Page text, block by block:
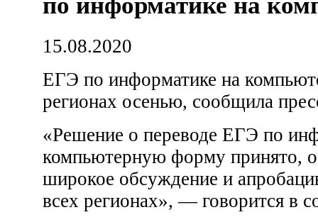
15.08.2020
ЕГЭ по информатике на
регионах осенью, сообщила
«Решение о переводе ЕГЭ по
компьютерную форму принято,
широкое обсуждение и
всех регионах», — говорится в